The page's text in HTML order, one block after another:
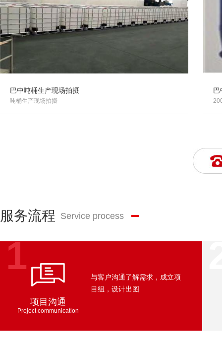
巴中吨桶生产现场拍摄
吨桶生产现场拍摄
巴
服务流程 Service process
1
项目沟通
Project communication
与客户沟通了解需求，成立项
目组，设计出图